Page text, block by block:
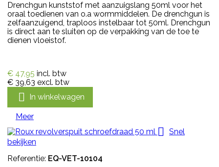
Drenchgun kunststof met aanzuigslang 50ml voor het
oraal toedienen van o.a wormmiddelen. De drenchgun is
zelfaanzuigend, traploos instelbaar tot 50ml. Drenchgun
is direct aan te sluiten op de verpakking van de toe te
dienen vloeistof.
€ 47,95 incl. btw
€ 39,63 excl. btw
 In winkelwagen
Meer

Snel
bekijken
Referentie: EQ-VET-10104